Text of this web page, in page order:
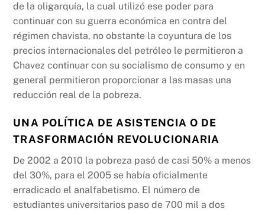
de la oligarquía, la cual utilizó ese poder para
continuar con su guerra económica en contra del
régimen chavista, no obstante la coyuntura de los
precios internacionales del petróleo le permitieron a
Chavez continuar con su socialismo de consumo y en
general permitieron proporcionar a las masas una
reducción real de la pobreza.
UNA POLÍTICA DE ASISTENCIA O DE
TRASFORMACIÓN REVOLUCIONARIA
De 2002 a 2010 la pobreza pasó de casi 50% a menos
del 30%, para el 2005 se había oficialmente
erradicado el analfabetismo. El número de
estudiantes universitarios paso de 700 mil a dos